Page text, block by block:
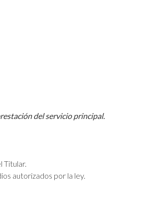
del servicio principal.
Titular.
autorizados por la ley.